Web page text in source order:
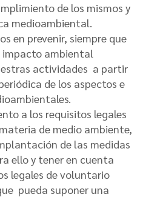
de los mismos y
medioambiental.
en prevenir, siempre que
impacto ambiental
actividades a partir
de los aspectos e
a los requisitos legales
de medio ambiente,
de las medidas
ello y tener en cuenta
legales de voluntario
pueda suponer una